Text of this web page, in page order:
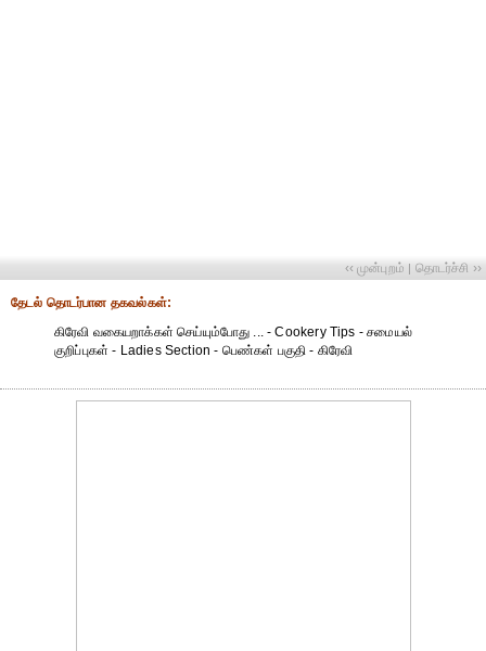
‹‹ முன்புறம் | தொடர்ச்சி ››
தேட‌ல் தொட‌ர்பான தகவ‌ல்க‌ள்:
கிரேவி வகையறாக்கள் செய்யும்போது ... - Cookery Tips - சமையல்
குறிப்புகள் - Ladies Section - பெண்கள் பகுதி - கிரேவி